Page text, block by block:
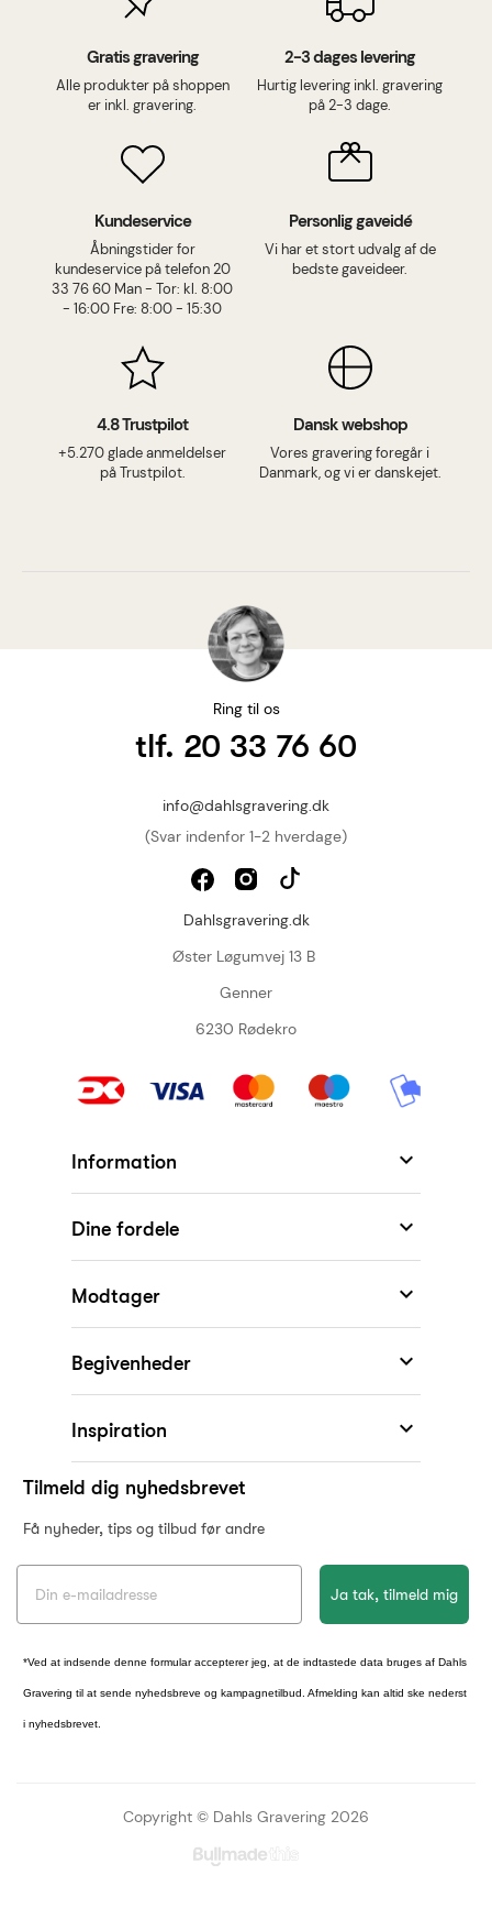
Gratis gravering
Alle produkter på shoppen
er inkl. gravering.
2-3 dages levering
Hurtig levering inkl. gravering
på 2-3 dage.
Kundeservice
Åbningstider for
kundeservice på telefon 20
33 76 60 Man - Tor: kl. 8:00
- 16:00 Fre: 8:00 - 15:30
Personlig gaveidé
Vi har et stort udvalg af de
bedste gaveideer.
4.8 Trustpilot
+5.270 glade anmeldelser
på Trustpilot.
Dansk webshop
Vores gravering foregår i
Danmark, og vi er danskejet.
Ring til os
tlf. 20 33 76 60
info@dahlsgravering.dk
(Svar indenfor 1-2 hverdage)
Dahlsgravering.dk
Øster Løgumvej 13 B
Genner
6230 Rødekro
Information 
Dine fordele 
Modtager 
Begivenheder 
Inspiration 
Tilmeld dig nyhedsbrevet
Få nyheder, tips og tilbud før andre
Ja tak, tilmeld mig
*Ved at indsende denne formular accepterer jeg, at de indtastede data bruges af Dahls
Gravering til at sende nyhedsbreve og kampagnetilbud. Afmelding kan altid ske nederst
i nyhedsbrevet.
Copyright © Dahls Gravering 2026
KONKURRENCE
Vind Mojo Aben fra
Spring Copenhagen
Copenhagen (værdi 599 kr.)